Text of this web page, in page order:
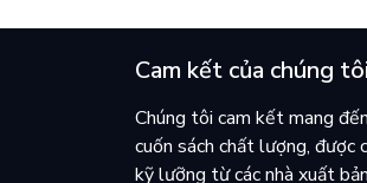
Cam kết của chúng tôi
Chúng tôi cam kết mang
cuốn sách chất lượng, được
kỹ lưỡng từ các nhà xuất